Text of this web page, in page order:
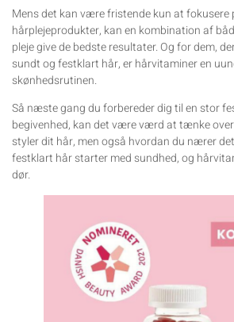
Mens det kan være fristende kun at fokusere
hårplejeprodukter, kan en kombination af
pleje give de bedste resultater. Og for dem,
sundt og festklart hår, er hårvitaminer en
skønhedsrutinen.
Så næste gang du forbereder dig til en stor
begivenhed, kan det være værd at tænke
styler dit hår, men også hvordan du nærer
festklart hår starter med sundhed, og
dør.